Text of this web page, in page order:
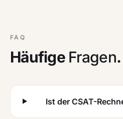
FAQ
Häufige Fragen.
Ist der CSAT-